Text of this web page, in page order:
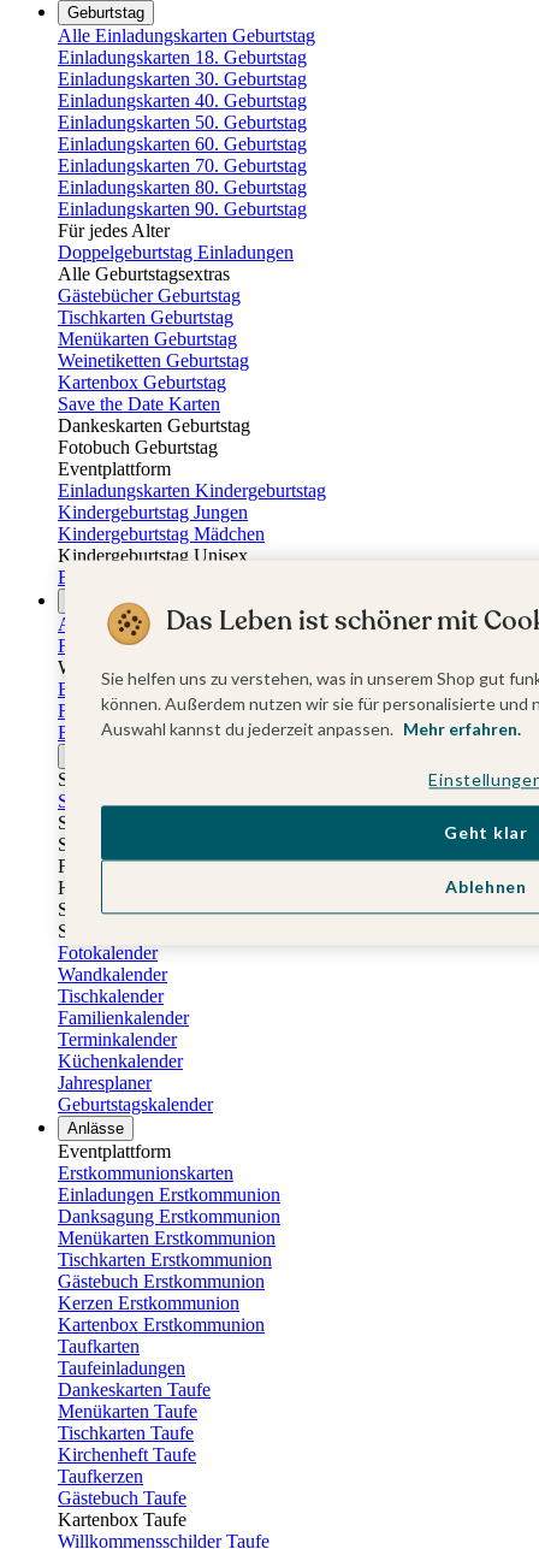
Geburtstag
Alle Einladungskarten Geburtstag
Einladungskarten 18. Geburtstag
Einladungskarten 30. Geburtstag
Einladungskarten 40. Geburtstag
Einladungskarten 50. Geburtstag
Einladungskarten 60. Geburtstag
Einladungskarten 70. Geburtstag
Einladungskarten 80. Geburtstag
Einladungskarten 90. Geburtstag
Für jedes Alter
Doppelgeburtstag Einladungen
Alle Geburtstagsextras
Gästebücher Geburtstag
Tischkarten Geburtstag
Menükarten Geburtstag
Weinetiketten Geburtstag
Kartenbox Geburtstag
Save the Date Karten
Dankeskarten Geburtstag
Fotobuch Geburtstag
Eventplattform
Einladungskarten Kindergeburtstag
Kindergeburtstag Jungen
Kindergeburtstag Mädchen
Kindergeburtstag Unisex
Einladungskarten 1. Geburtstag
Fotogeschenke
Alle Fotogeschenke
Fotobücher
Wandbilder & Poster
Bilderboxen
Fotohalter
Bilderrahmen
Stoffeinband mit Foto
Softcover mit Foto
Stoffeinband mit Veredelung
Softcover mit Veredelung
Fotobücher
Hardcover
Softcover
Stoffeinband
Fotokalender
Wandkalender
Tischkalender
Familienkalender
Terminkalender
Küchenkalender
Jahresplaner
Geburtstagskalender
Anlässe
Eventplattform
Erstkommunionskarten
Einladungen Erstkommunion
Danksagung Erstkommunion
Menükarten Erstkommunion
Tischkarten Erstkommunion
Gästebuch Erstkommunion
Kerzen Erstkommunion
Kartenbox Erstkommunion
Taufkarten
Taufeinladungen
Dankeskarten Taufe
Menükarten Taufe
Tischkarten Taufe
Kirchenheft Taufe
Taufkerzen
Gästebuch Taufe
Kartenbox Taufe
Willkommensschilder Taufe
Das Leben ist schöner mit
Sie helfen uns zu verstehen, was in unserem Shop gut
können. Außerdem nutzen wir sie für personalisierte
Auswahl kannst du jederzeit anpassen. Mehr erfahren.
Ablehnen
Geht klar